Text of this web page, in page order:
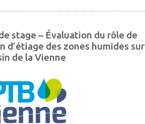
stage – Évaluation du rôle de
d’étiage des zones humides sur
de la Vienne